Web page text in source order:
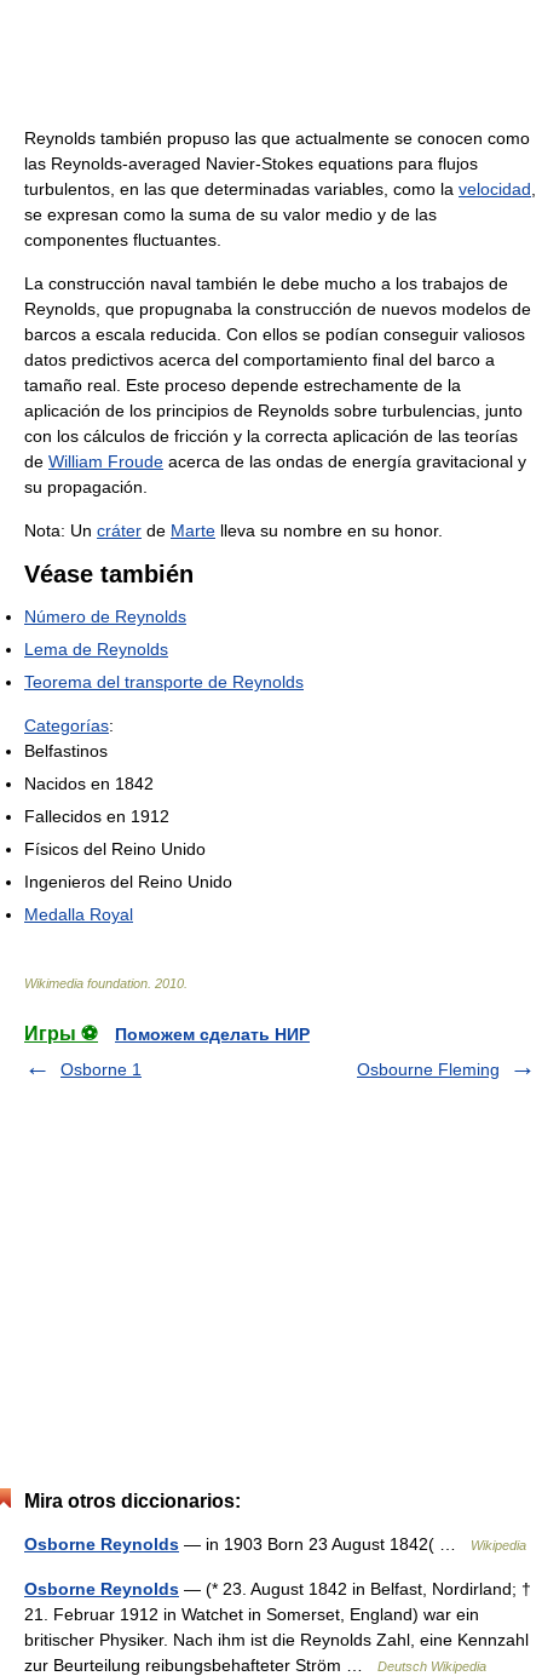
Reynolds también propuso las que actualmente se conocen como
las Reynolds-averaged Navier-Stokes equations para flujos
turbulentos, en las que determinadas variables, como la velocidad
se expresan como la suma de su valor medio y de las
componentes fluctuantes.
La construcción naval también le debe mucho a los trabajos de
Reynolds, que propugnaba la construcción de nuevos modelos de
barcos a escala reducida. Con ellos se podían conseguir valiosos
datos predictivos acerca del comportamiento final del barco a
tamaño real. Este proceso depende estrechamente de la
aplicación de los principios de Reynolds sobre turbulencias, junto
con los cálculos de fricción y la correcta aplicación de las teorías
de William Froude acerca de las ondas de energía gravitacional y
su propagación.
Nota: Un cráter de Marte lleva su nombre en su honor.
Véase también
Número de Reynolds
Lema de Reynolds
Teorema del transporte de Reynolds
Categorías:
Belfastinos
Nacidos en 1842
Fallecidos en 1912
Físicos del Reino Unido
Ingenieros del Reino Unido
Medalla Royal
Wikimedia foundation 2010
Игры ⚽
Поможем сделать НИР
Osborne 1
Osbourne Fleming
Mira otros diccionarios:
Osborne Reynolds — in 1903 Born 23 August 1842( … Wikipedia
Osborne Reynolds — (* 23. August 1842 in Belfast, Nordirland; †
21. Februar 1912 in Watchet in Somerset, England) war ein
britischer Physiker. Nach ihm ist die Reynolds Zahl, eine Kennzahl
zur Beurteilung reibungsbehafteter Ström …
Deutsch Wikipedia